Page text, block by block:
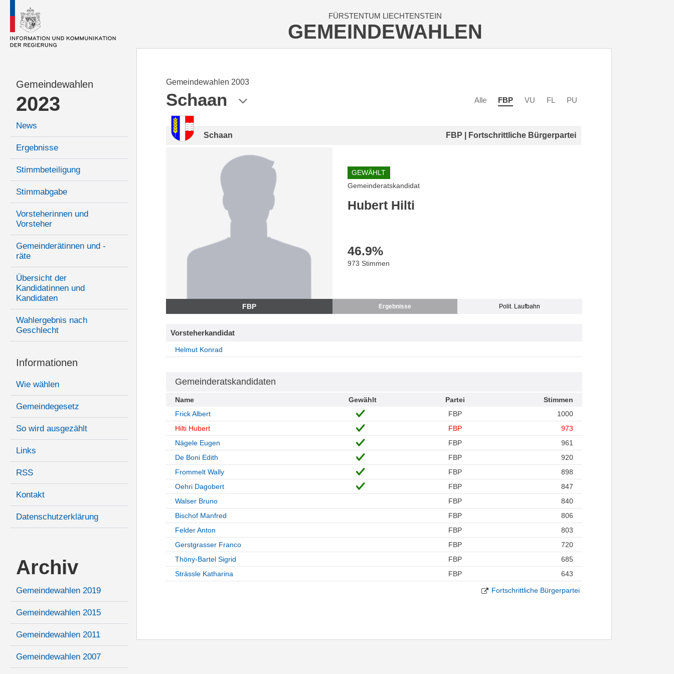
FÜRSTENTUM LIECHTENSTEIN
GEMEINDEWAHLEN
Gemeindewahlen
2023
News
Ergebnisse
Stimmbeteiligung
Stimmabgabe
Vorsteherinnen und
Vorsteher
Gemeinderätinnen und -
räte
Übersicht der
Kandidatinnen und
Kandidaten
Wahlergebnis nach
Geschlecht
Informationen
Wie wählen
Gemeindegesetz
So wird ausgezählt
Links
RSS
Kontakt
Datenschutzerklärung
Archiv
Gemeindewahlen 2019
Gemeindewahlen 2015
Gemeindewahlen 2011
Gemeindewahlen 2007
Gemeindewahlen 2003
Schaan Alle FBP VU FL PU
Schaan FBP | Fortschrittliche Bürgerpartei
FBP
GEWÄHLT
Gemeinderatskandidat
Hubert Hilti
46.9%
973 Stimmen
Ergebnisse Polit. Laufbahn
Vorsteherkandidat
Helmut Konrad
Gemeinderatskandidaten
Name Gewählt Partei
Stimmen
Frick Albert
FBP
1000
Hilti Hubert
FBP
973
Nägele Eugen
FBP
961
De Boni Edith
FBP
920
Frommelt Wally
FBP
898
Oehri Dagobert
FBP
847
Walser Bruno
FBP
840
Bischof Manfred
FBP
806
Felder Anton
FBP
803
Gerstgrasser Franco
FBP
720
Thöny-Bartel Sigrid
FBP
685
Strässle Katharina
FBP 643
Fortschrittliche Bürgerpartei